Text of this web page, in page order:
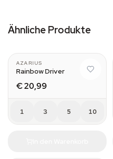
Ähnliche Produkte
AZARIUS
Rainbow Driver
€ 20,99
1 3 5 10